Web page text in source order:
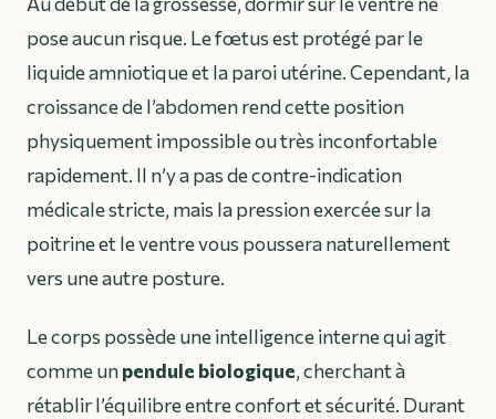
pose aucun risque. Le fœtus est protégé par le
liquide amniotique et la paroi utérine. Cependant, la
croissance de l’abdomen rend cette position
physiquement impossible ou très inconfortable
rapidement. Il n’y a pas de contre-indication
médicale stricte, mais la pression exercée sur la
poitrine et le ventre vous poussera naturellement
vers une autre posture.
Le corps possède une intelligence interne qui agit
comme unpendule biologique, cherchant à
rétablir l’équilibre entre confort et sécurité. Durant